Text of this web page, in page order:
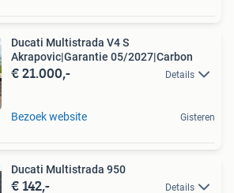
Ducati Multistrada V4 S
Akrapovic|Garantie 05/2027|Carbon
€ 21.000,- Details
Bezoek website Gisteren
Ducati Multistrada 950
€ 142,- Details